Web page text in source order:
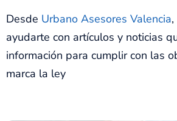
Desde Urbano Asesores Valencia
ayudarte con artículos y noticias
información para cumplir con las
marca la ley